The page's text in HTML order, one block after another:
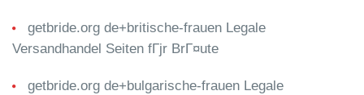
getbride.org de+britische-frauen Legale
Versandhandel Seiten fГјr BrГ¤ute
getbride.org de+bulgarische-frauen Legale